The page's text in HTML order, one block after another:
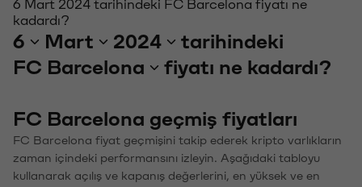
6 Mart 2024 tarihindeki FC Barcelona fiyatı ne
kadardı?
6 Mart 2024
tarihindeki
FC Barcelona
fiyatı ne kadardı?
FC Barcelona geçmiş fiyatları
FC Barcelona fiyat geçmişini takip ederek kripto varlıkların
zaman içindeki performansını izleyin. Aşağıdaki tabloyu
kullanarak açılış ve kapanış değerlerini, en yüksek ve en